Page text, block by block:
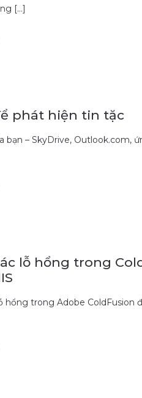
[…]
phát hiện tin tặc
bạn – SkyDrive, Outlook.com,
lỗ hổng trong
hổng trong Adobe ColdFusion